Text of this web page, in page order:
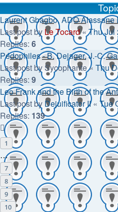
Laurent Gbagbo, ADO
Last post by Le Tocard«Thu Jul
Replies: 6
Pédophiles - B. Dejager, J.-C.
Last post by Sycophante« Thu
Replies: 9
Leo Frank and the Birth of the
Last post by Dejuificator II« Tue
Replies: 139
1
…
7
8
9
10